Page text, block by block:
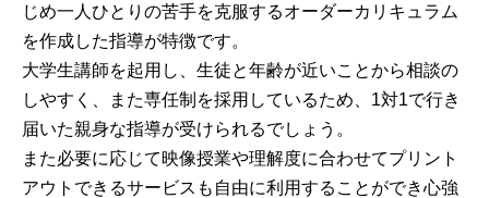
じめ一人ひとりの苦手を克服するオーダーカリキュラム
を作成した指導が特徴です。
大学生講師を起用し、生徒と年齢が近いことから相談の
しやすく、また専任制を採用しているため、1対1で行き
届いた親身な指導が受けられるでしょう。
また必要に応じて映像授業や理解度に合わせてプリント
アウトできるサービスも自由に利用することができ心強